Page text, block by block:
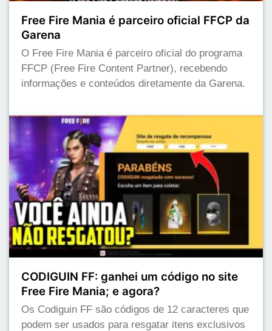
Free Fire Mania é parceiro oficial FFCP da
Garena
O Free Fire Mania é parceiro oficial do programa
FFCP (Free Fire Content Partner), recebendo
informações e conteúdos diretamente da Garena.
CODIGUIN FF: ganhei um código no site
Free Fire Mania; e agora?
Os Codiguin FF são códigos de 12 caracteres que
podem ser usados para resgatar itens exclusivos